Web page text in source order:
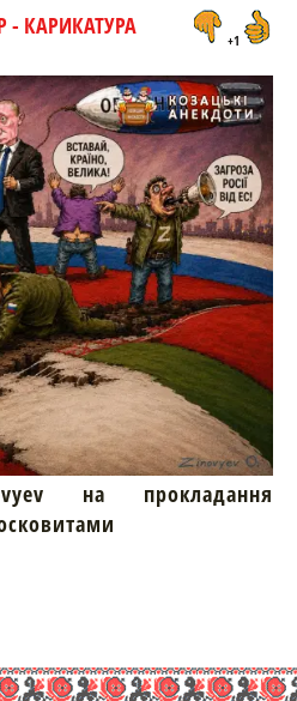
КАРИКАТУРА
+1
на прокладання